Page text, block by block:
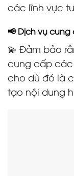
các lĩnh vực
📢 Dịch vụ cung
💫 Đảm bảo
cung cấp các
cho dù đó là
tạo nội dung